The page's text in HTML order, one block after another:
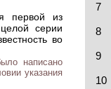
7
8
9
10
первой из
серии
во
написано
указания